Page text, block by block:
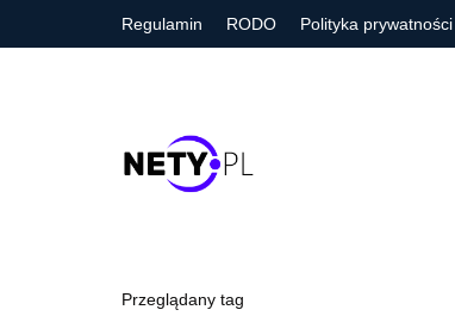
Regulamin RODO Polityka prywatności
Przeglądany tag